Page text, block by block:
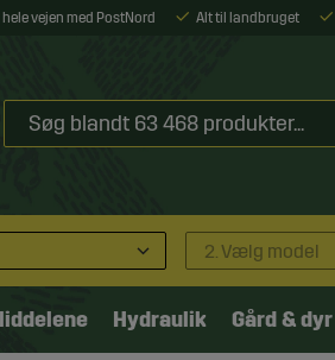
vejen med PostNord Alt til landbruget
2. Vælg model
Hydraulik Gård & dyr